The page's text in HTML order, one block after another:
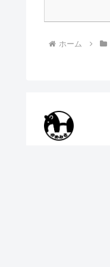
ホーム